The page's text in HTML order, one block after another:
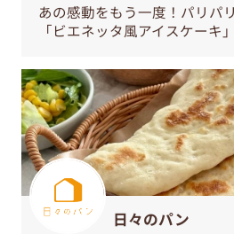
あの感動をもう一度！パリパ
「ビエネッタ風アイスケーキ」
日々のパン